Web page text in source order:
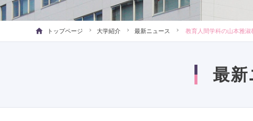
トップページ 大学紹介 最新ニュース 教育人間学科の山本雅
最新